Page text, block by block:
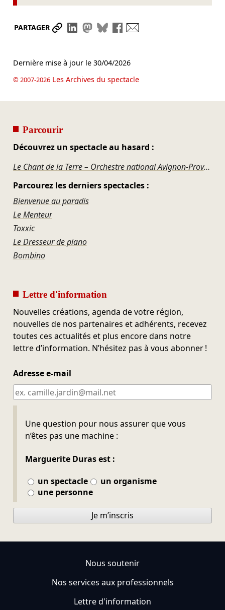
PARTAGER Partager le lien
Partager sur LinkedIn
Partager sur Mastodon
Partager sur Bluesky
Partager sur Facebook
Dernière mise à jour le 30/04/2026
© 2007-2026Les Archives du spectacle
Parcourir
Découvrez un spectacle au hasard :
Le Chant de la Terre – Orchestre national Avignon-Provence
Parcourez les derniers spectacles :
Bienvenue au paradis
Le Menteur
Toxxic
Le Dresseur de piano
Bombino
Lettre d'information
Nouvelles créations, agenda de votre région,
nouvelles de nos partenaires et adhérents, recevez
toutes ces actualités et plus encore dans notre
lettre d’information. N’hésitez pas à vous abonner !
Adresse e-mail
Une question pour nous assurer que vous
n’êtes pas une machine :
Marguerite Duras est :
un spectacle
un organisme
une personne
Ne pas remplir
Je m’inscris
Nous soutenir
Nos services aux professionnels
Lettre d'information